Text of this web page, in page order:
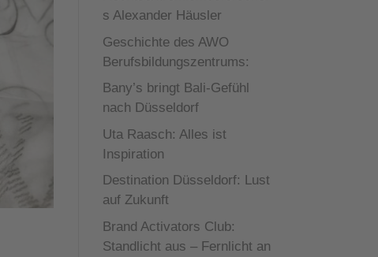
s Alexander Häusler
Geschichte des AWO
Berufsbildungszentrums:
Bany’s bringt Bali-Gefühl
nach Düsseldorf
Uta Raasch: Alles ist
Inspiration
Destination Düsseldorf: Lust
auf Zukunft
Brand Activators Club:
Standlicht aus – Fernlicht an